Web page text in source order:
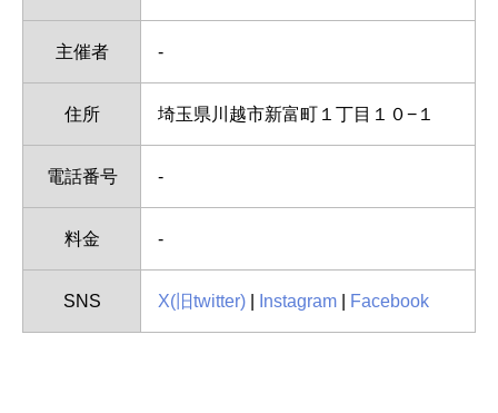
主催者 -
住所 埼玉県川越市新富町１丁目１０−１
電話番号 -
料金 -
SNS X(旧twitter) Instagram Facebook